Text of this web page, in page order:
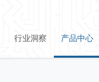
行业洞察 产品中心